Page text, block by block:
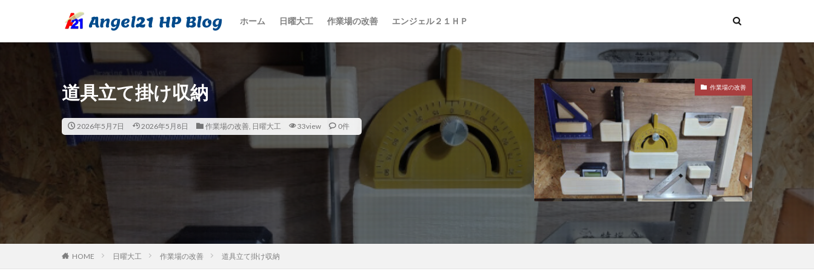
ホーム 日曜大工 作業場の改善 エンジェル２１ＨＰ
道具立て掛け収納
2026年5月7日 2026年5月8日 作業場の改善, 日曜大工 33view 0件
作業場の改善
HOME 日曜大工 作業場の改善 道具立て掛け収納